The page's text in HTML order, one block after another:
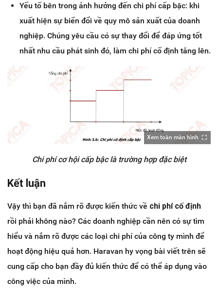
Yếu tố bên trong ảnh hưởng đến chi phí cấp bậc: khi
xuất hiện sự biến đổi về quy mô sản xuất của doanh
nghiệp. Chúng yêu cầu có sự thay đổi để đáp ứng tốt
nhất nhu cầu phát sinh đó, làm chi phí cố định tăng lên.
Xem toàn màn hình
Chi phí cơ hội cấp bậc là trường hợp đặc biệt
Kết luận
Vậy thì bạn đã nắm rõ được kiến thức về chi phí cố định
rồi phải không nào? Các doanh nghiệp cần nên có sự tìm
hiểu và nắm rõ được các loại chi phí của công ty mình để
hoạt động hiệu quả hơn. Haravan hy vọng bài viết trên sẽ
cung cấp cho bạn đầy đủ kiến thức để có thể áp dụng vào
công việc của mình.